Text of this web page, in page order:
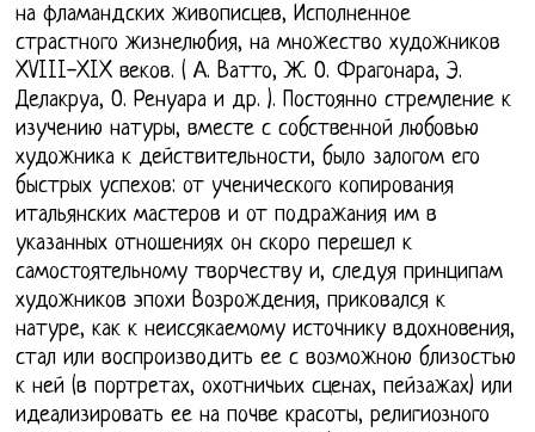
на фламандских живописцев, Исполненное
страстного жизнелюбия, на множество художников
XVIII-XIX веков. ( А. Ватто, Ж. О. Фрагонара, Э.
Делакруа, О. Ренуара и др. ). Постоянно стремление к
изучению натуры, вместе с собственной любовью
художника к действительности, было залогом его
быстрых успехов: от ученического копирования
итальянских мастеров и от подражания им в
указанных отношениях он скоро перешел к
самостоятельному творчеству и, следуя принципам
художников эпохи Возрождения, приковался к
натуре, как к неиссякаемому источнику вдохновения,
стал или воспроизводить ее с возможною близостью
к ней (в портретах, охотничьих сценах, пейзажах) или
идеализировать ее на почве красоты, религиозного